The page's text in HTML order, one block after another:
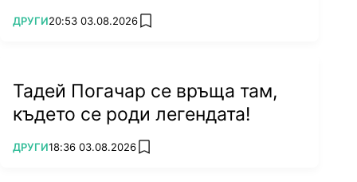
ПОВЕЧЕ ОТ
ДРУГИ20:53 03.08.2026 add favorites
Тадей Погачар се връща там,
където се роди легендата!
ПОВЕЧЕ ОТ
ДРУГИ18:36 03.08.2026 add favorites